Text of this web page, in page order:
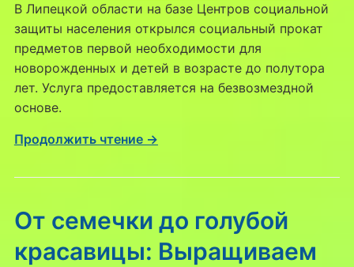
В Липецкой области на базе Центров социальной
защиты населения открылся социальный прокат
предметов первой необходимости для
новорожденных и детей в возрасте до полутора
лет. Услуга предоставляется на безвозмездной
основе.
Продолжить чтение →
От семечки до голубой
красавицы: Выращиваем